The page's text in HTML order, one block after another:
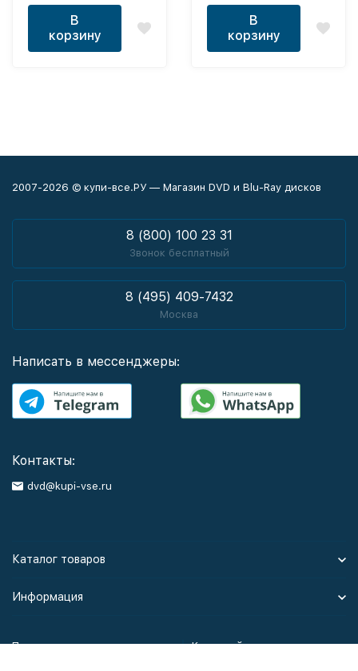
В
корзину
сезон 1-8, 73 серий,
полная версия.)
В
корзину
2007-2026 © купи-все.РУ — Магазин DVD и Blu-Ray дисков
8 (800) 100 23 31
Звонок бесплатный
8 (495) 409-7432
Москва
Написать в мессенджеры:
Контакты:
dvd@kupi-vse.ru
Каталог товаров
Информация
Политика персональных данных Карта сайта